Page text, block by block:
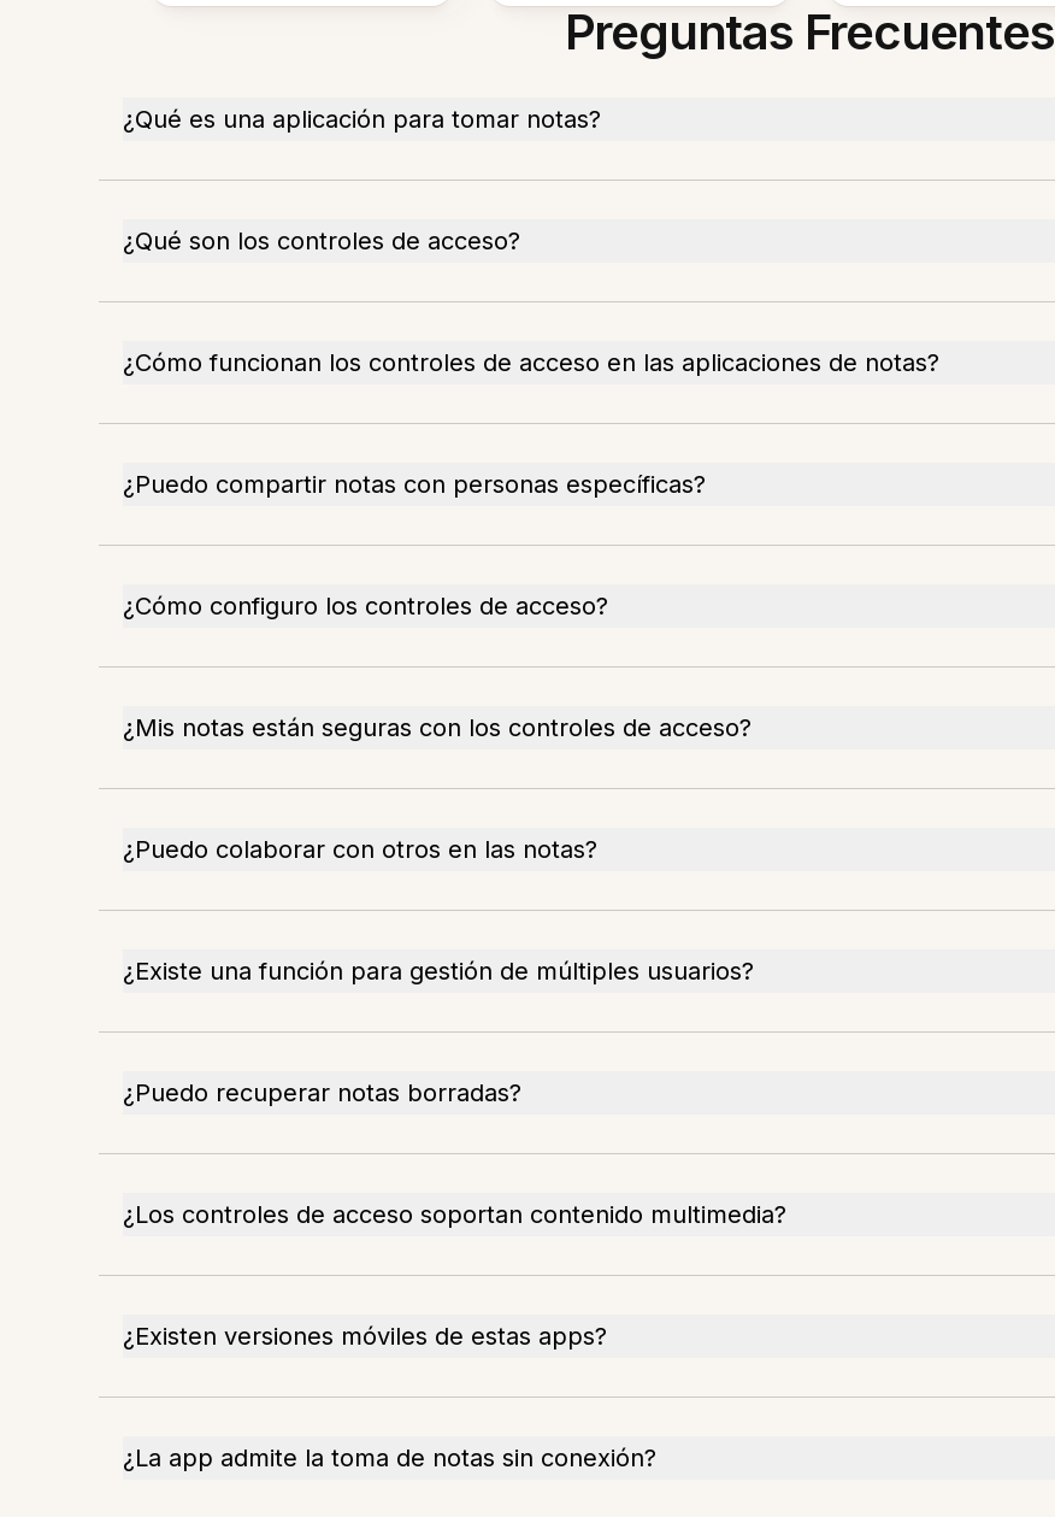
Preguntas Frecuentes
¿Qué es una aplicación para tomar notas?
¿Qué son los controles de acceso?
¿Cómo funcionan los controles de acceso en las aplicaciones de notas?
¿Puedo compartir notas con personas específicas?
¿Cómo configuro los controles de acceso?
¿Mis notas están seguras con los controles de acceso?
¿Puedo colaborar con otros en las notas?
¿Existe una función para gestión de múltiples usuarios?
¿Puedo recuperar notas borradas?
¿Los controles de acceso soportan contenido multimedia?
¿Existen versiones móviles de estas apps?
¿La app admite la toma de notas sin conexión?